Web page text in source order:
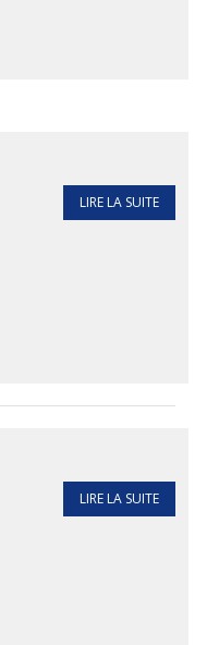
LIRE LA SUITE
LIRE LA SUITE